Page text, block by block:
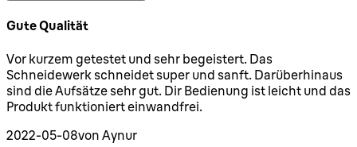
Gute Qualität
4 Sterne von maximal 5
Vor kurzem getestet und sehr begeistert. Das
Schneidewerk schneidet super und sanft. Darüberhinaus
sind die Aufsätze sehr gut. Dir Bedienung ist leicht und das
Produkt funktioniert einwandfrei.
2022-05-08von Aynur